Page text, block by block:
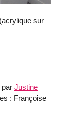
sur
par Justine
: Françoise